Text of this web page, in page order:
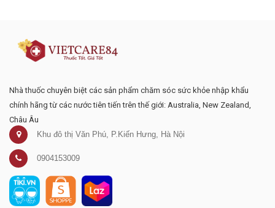
Nhà thuốc chuyên biệt các sản phẩm chăm sóc sức khỏe nhập khẩu
chính hãng từ các nước tiên tiến trên thế giới: Australia, New Zealand,
Châu Âu
Khu đô thị Văn Phú, P.Kiến Hưng, Hà Nội
0904153009